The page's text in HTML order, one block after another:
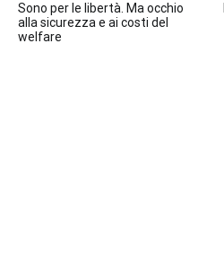
articoli
Sono per le libertà. Ma occhio
alla sicurezza e ai costi del
welfare